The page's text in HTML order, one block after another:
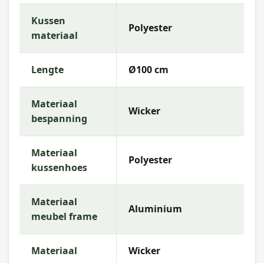
deskundig advies, zodat jij de beste keuze kunt
maken voor jouw buitenruimte.
Aantal zitplaatsen: 1
Kussen
materiaal
Polyester
Lengte Ø100 cm
Materiaal
bespanning
Wicker
Materiaal
kussenhoes
Polyester
Materiaal
meubel frame
Aluminium
Materiaal Wicker